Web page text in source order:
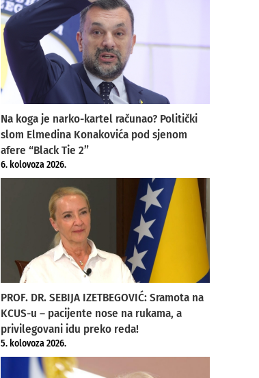
Na koga je narko-kartel računao? Politički
slom Elmedina Konakovića pod sjenom
afere “Black Tie 2”
6. kolovoza 2026.
PROF. DR. SEBIJA IZETBEGOVIĆ: Sramota na
KCUS-u – pacijente nose na rukama, a
privilegovani idu preko reda!
5. kolovoza 2026.